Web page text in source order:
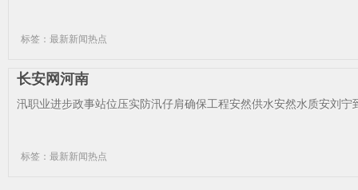
标签：最新新闻热点
长安网河南
汛职业进步政事站位压实防汛仔肩确保工程安然供水安然水质安刘
标签：最新新闻热点